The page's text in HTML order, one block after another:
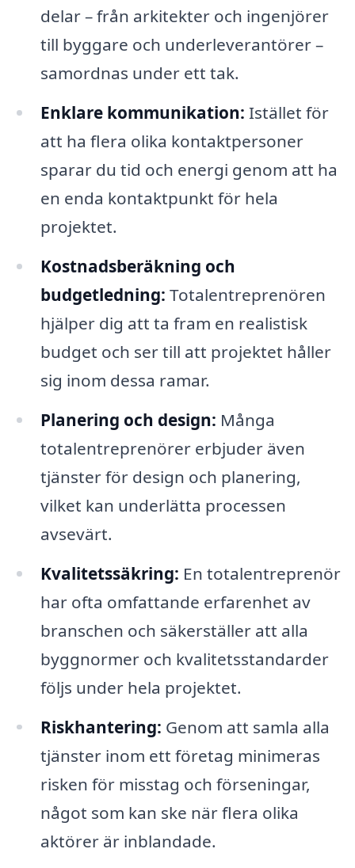
delar – från arkitekter och ingenjörer
till byggare och underleverantörer –
samordnas under ett tak.
Enklare kommunikation: Istället för
att ha flera olika kontaktpersoner
sparar du tid och energi genom att ha
en enda kontaktpunkt för hela
projektet.
Kostnadsberäkning och
budgetledning: Totalentreprenören
hjälper dig att ta fram en realistisk
budget och ser till att projektet håller
sig inom dessa ramar.
Planering och design: Många
totalentreprenörer erbjuder även
tjänster för design och planering,
vilket kan underlätta processen
avsevärt.
Kvalitetssäkring: En totalentreprenör
har ofta omfattande erfarenhet av
branschen och säkerställer att alla
byggnormer och kvalitetsstandarder
följs under hela projektet.
Riskhantering: Genom att samla alla
tjänster inom ett företag minimeras
risken för misstag och förseningar,
något som kan ske när flera olika
aktörer är inblandade.